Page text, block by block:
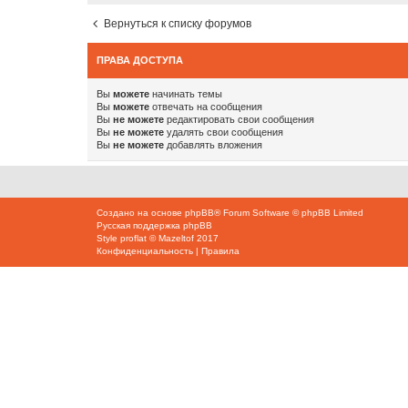
Вернуться к списку форумов
ПРАВА ДОСТУПА
Вы можете начинать темы
Вы можете отвечать на сообщения
Вы не можете редактировать свои сообщения
Вы не можете удалять свои сообщения
Вы не можете добавлять вложения
Создано на основе phpBB® Forum Software © phpBB Limited
Русская поддержка phpBB
Style proflat ©Mazeltof 2017
Конфиденциальность | Правила